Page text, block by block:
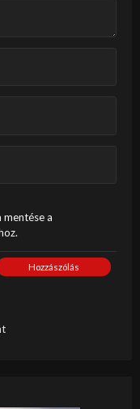
mentése a
Hozzászólás